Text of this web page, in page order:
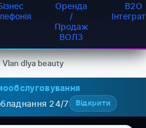
Оренда
/
Продаж
ВОЛЗ
B2O
Vlan dlya beauty
24/7 Відкрити